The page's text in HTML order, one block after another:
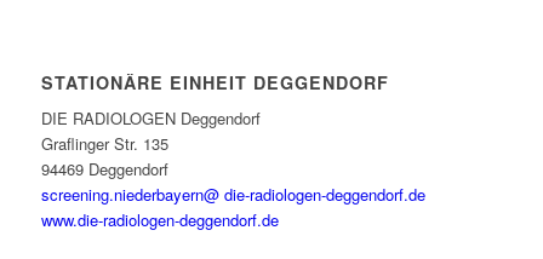
STATIONÄRE EINHEIT DEGGENDORF
DIE RADIOLOGEN Deggendorf
Graflinger Str. 135
94469 Deggendorf
screening.niederbayern@ die-radiologen-deggendorf.de
www.die-radiologen-deggendorf.de